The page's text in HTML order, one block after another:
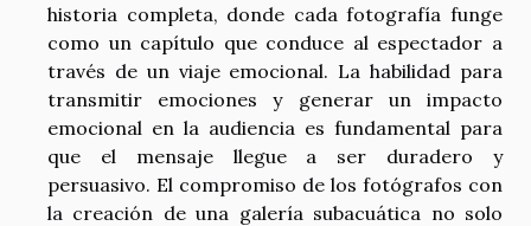
historia completa, donde cada fotografía funge
como un capítulo que conduce al espectador a
través de un viaje emocional. La habilidad para
transmitir emociones y generar un impacto
emocional en la audiencia es fundamental para
que el mensaje llegue a ser duradero y
persuasivo. El compromiso de los fotógrafos con
la creación de una galería subacuática no solo